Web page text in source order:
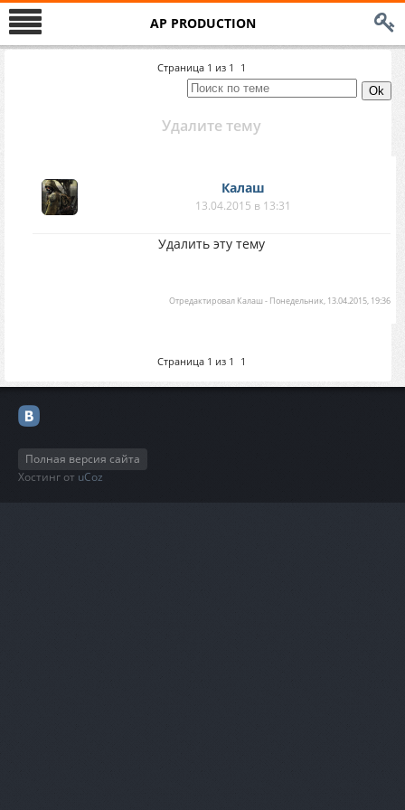
AP PRODUCTION
Страница 1 из 1 1
Удалите тему
Калаш
13.04.2015 в 13:31
Удалить эту тему
Отредактировал Калаш- Понедельник, 13.04.2015, 19:36
Страница 1 из 1 1
Полная версия сайта
Хостинг от uCoz